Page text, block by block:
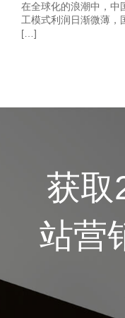
在全球化的浪潮中，中
工模式利润日渐微薄，
[…]
获取
站营